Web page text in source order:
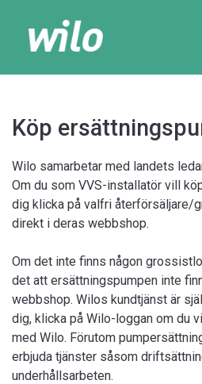
Köp
Wilo samarbetar med landets
Om du som VVS-installatör vill
dig klicka på valfri återförsäljare/
direkt i deras webbshop.
Om det inte finns någon
det att ersättningspumpen inte
webbshop. Wilos kundtjänst är
dig, klicka på Wilo-loggan om du
med Wilo. Förutom
erbjuda tjänster såsom
underhållsarbeten.